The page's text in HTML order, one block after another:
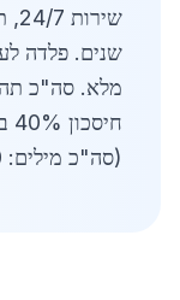
שנים. פלדה
חיסכון 40% בזמן.
(סה"כ מילים: 1,320)